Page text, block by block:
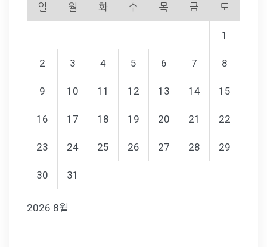
2026 8월
일 월 화 수 목 금 토
1
2 3 4 5 6 7 8
9 10 11 12 13 14 15
16 17 18 19 20 21 22
23 24 25 26 27 28 29
30 31